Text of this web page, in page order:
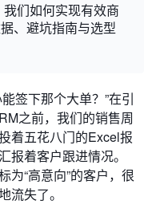
们如何实现有效商
、避坑指南与选型
签下那个大单？”在引
之前，我们的销售周
着五花八门的Excel报
报着客户跟进情况。
为“高意向”的客户，很
流失了。